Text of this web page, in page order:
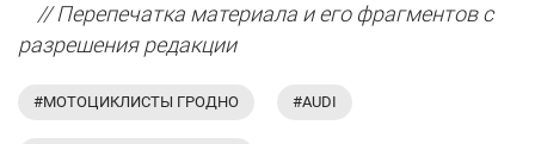
// Перепечатка материала и его фрагментов с
разрешения редакции
#МОТОЦИКЛИСТЫ ГРОДНО #AUDI